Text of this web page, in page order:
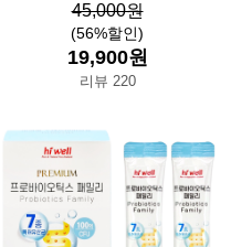
45,000원
(56%할인)
19,900원
리뷰 220